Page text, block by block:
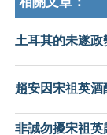
土耳其的未遂
趙安因宋祖英
非誠勿擾宋祖